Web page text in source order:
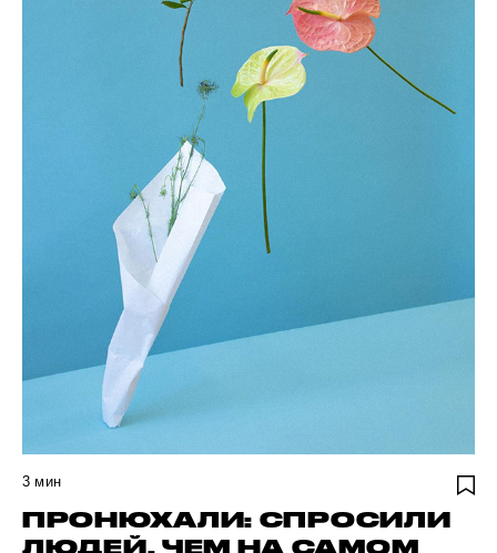
3 мин
ПРОНЮХАЛИ: СПРОСИЛИ
ЛЮДЕЙ, ЧЕМ НА САМОМ